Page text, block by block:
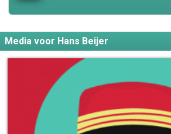
Media voor Hans Beijer